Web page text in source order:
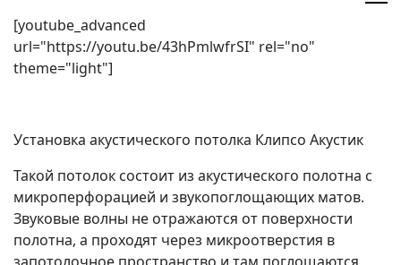
[youtube_advanced
url="https://youtu.be/43hPmlwfrSI" rel="no"
theme="light"]
Установка акустического потолка Клипсо Акустик
Такой потолок состоит из акустического полотна с
микроперфорацией и звукопоглощающих матов.
Звуковые волны не отражаются от поверхности
полотна, а проходят через микроотверстия в